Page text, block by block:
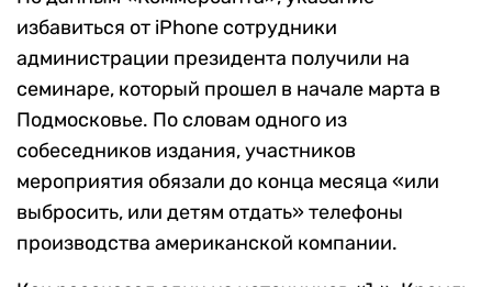
избавиться от iPhone сотрудники
администрации президента получили на
семинаре, который прошел в начале марта в
Подмосковье. По словам одного из
собеседников издания, участников
мероприятия обязали до конца месяца «или
выбросить, или детям отдать» телефоны
производства американской компании.